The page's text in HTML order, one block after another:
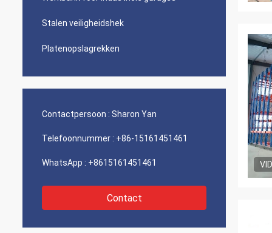
Stalen veiligheidshek
Platenopslagrekken
Contactpersoon : Sharon Yan
Telefoonnummer : +86-15161451461
WhatsApp : +8615161451461
Contact